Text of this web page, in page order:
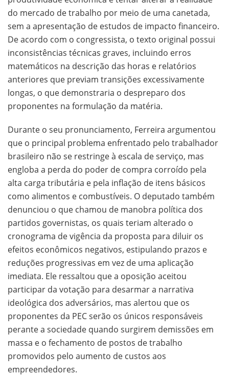
do mercado de trabalho por meio de uma canetada,
sem a apresentação de estudos de impacto financeiro.
De acordo com o congressista, o texto original possui
inconsistências técnicas graves, incluindo erros
matemáticos na descrição das horas e relatórios
anteriores que previam transições excessivamente
longas, o que demonstraria o despreparo dos
proponentes na formulação da matéria.
Durante o seu pronunciamento, Ferreira argumentou
que o principal problema enfrentado pelo trabalhador
brasileiro não se restringe à escala de serviço, mas
engloba a perda do poder de compra corroído pela
alta carga tributária e pela inflação de itens básicos
como alimentos e combustíveis. O deputado também
denunciou o que chamou de manobra política dos
partidos governistas, os quais teriam alterado o
cronograma de vigência da proposta para diluir os
efeitos econômicos negativos, estipulando prazos e
reduções progressivas em vez de uma aplicação
imediata. Ele ressaltou que a oposição aceitou
participar da votação para desarmar a narrativa
ideológica dos adversários, mas alertou que os
proponentes da PEC serão os únicos responsáveis
perante a sociedade quando surgirem demissões em
massa e o fechamento de postos de trabalho
promovidos pelo aumento de custos aos
empreendedores.